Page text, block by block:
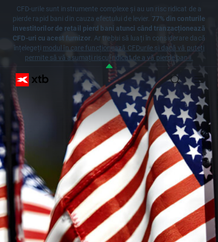
CFD-urile sunt instrumente complexe și au un risc ridicat de a
pierde rapid bani din cauza efectului de levier. 77% din conturile
investitorilor de retail pierd bani atunci când tranzacționează
CFD-uri cu acest furnizor. Ar trebui să luați în considerare dacă
înțelegeți modul în care funcționează CFDurile și dacă vă puteți
permite să vă asumați riscul ridicat de a vă pierde banii.